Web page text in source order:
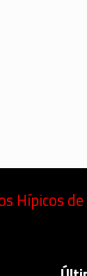
Hípicos